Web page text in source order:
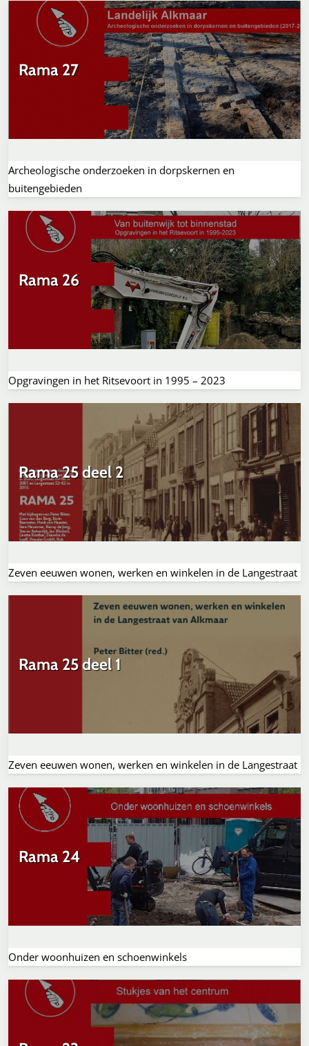
Rama 27
Archeologische onderzoeken in dorpskernen en
buitengebieden
Rama 26
Opgravingen in het Ritsevoort in 1995 – 2023
Rama 25 deel 2
Zeven eeuwen wonen, werken en winkelen in de Langestraat
Rama 25 deel 1
Zeven eeuwen wonen, werken en winkelen in de Langestraat
Rama 24
Onder woonhuizen en schoenwinkels